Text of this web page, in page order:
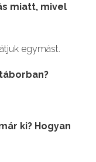
miatt, mivel
egymást.
ki? Hogyan